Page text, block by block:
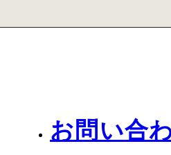
お問い合